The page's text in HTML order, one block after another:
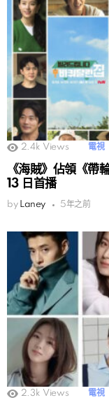
2.4k Views 電視
《海賊》佔領《帶
13 日首播
by Laney 5年之前
2.3k Views 電視